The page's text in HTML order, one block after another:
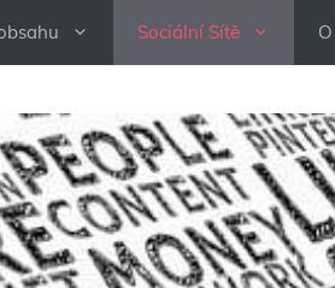
Sociální Sítě